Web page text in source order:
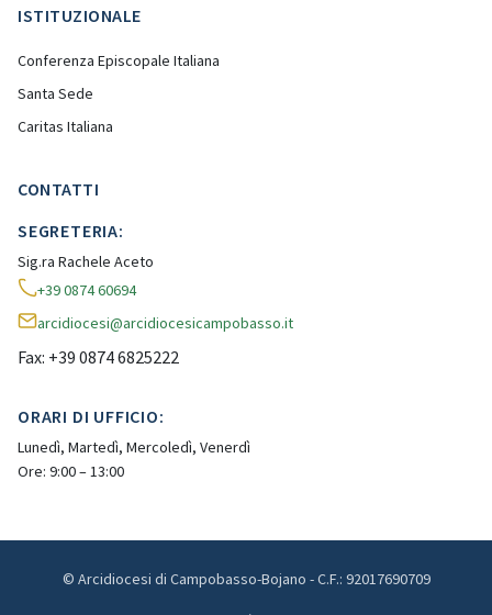
ISTITUZIONALE
Conferenza Episcopale Italiana
Santa Sede
Caritas Italiana
CONTATTI
SEGRETERIA:
Sig.ra Rachele Aceto
+39 0874 60694
arcidiocesi@arcidiocesicampobasso.it
Fax: +39 0874 6825222
ORARI DI UFFICIO:
Lunedì, Martedì, Mercoledì, Venerdì
Ore: 9:00 – 13:00
© Arcidiocesi di Campobasso-Bojano - C.F.: 92017690709